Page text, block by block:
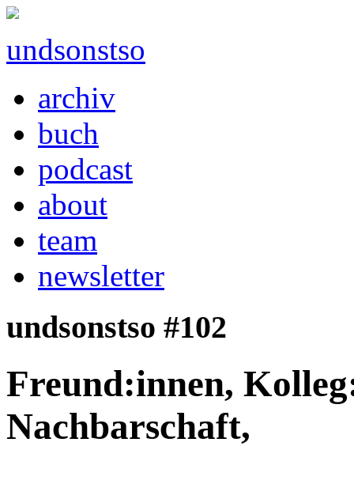
undsonstso
archiv
buch
podcast
about
team
newsletter
undsonstso #102
Freund:innen,
Nachbarschaft,